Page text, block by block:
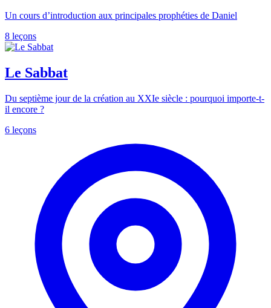
Un cours d’introduction aux principales prophéties de Daniel
8 leçons
Le Sabbat
Du septième jour de la création au XXIe siècle : pourquoi importe-t-
il encore ?
6 leçons